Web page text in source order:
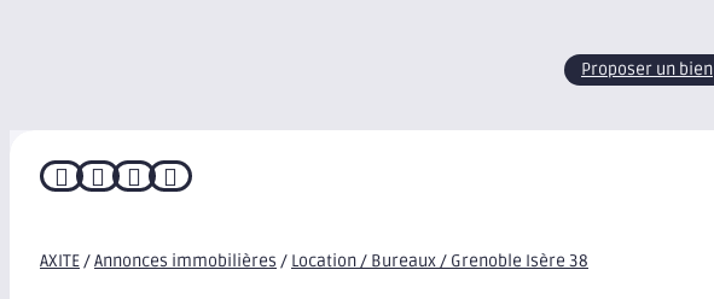
Proposer un bien
   
AXITE/Annonces immobilières / Location / Bureaux / Grenoble Isère 38